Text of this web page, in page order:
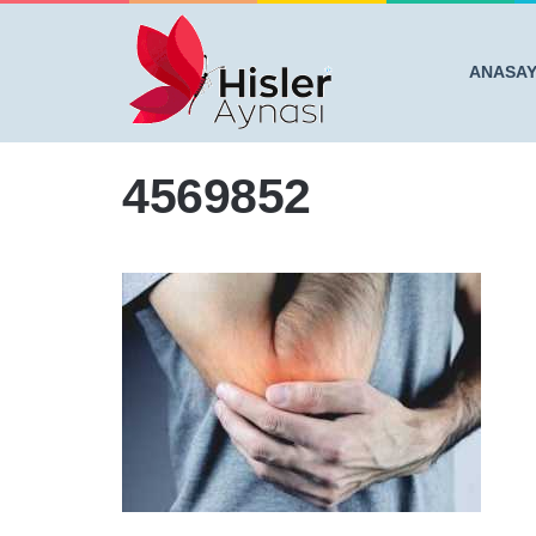
Anasayfa / Diz, Kemik ve Eklem Ağrılarınızdan Bu Tarif
4569852